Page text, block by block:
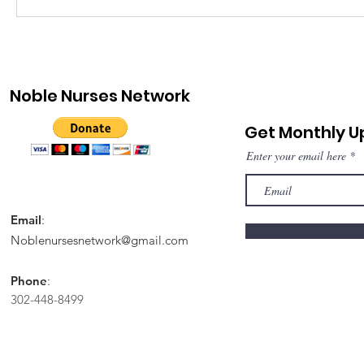
Noble Nurses Network
Email:
Noblenursesnetwork@gmail.com
Phone:
302-448-8499
Get Monthly
Enter your email here